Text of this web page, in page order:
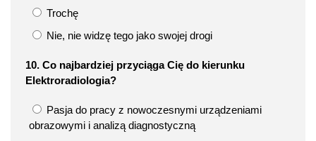
Trochę
Nie, nie widzę tego jako swojej drogi
10. Co najbardziej przyciąga Cię do kierunku
Elektroradiologia?
Pasja do pracy z nowoczesnymi urządzeniami
obrazowymi i analizą diagnostyczną